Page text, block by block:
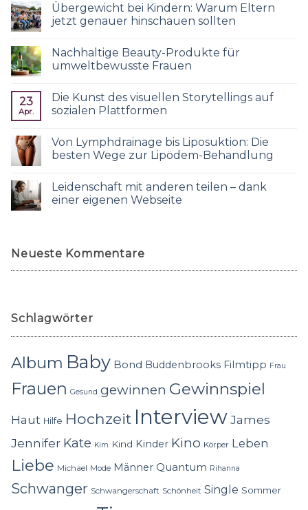
Übergewicht bei Kindern: Warum Eltern
jetzt genauer hinschauen sollten
Nachhaltige Beauty-Produkte für
umweltbewusste Frauen
23
Apr.
Die Kunst des visuellen Storytellings auf
sozialen Plattformen
Von Lymphdrainage bis Liposuktion: Die
besten Wege zur Lipödem-Behandlung
Leidenschaft mit anderen teilen – dank
einer eigenen Webseite
Neueste Kommentare
Schlagwörter
Album Baby Bond Buddenbrooks Filmtipp Frau
Frauen Gesund gewinnen Gewinnspiel
Haut Hilfe Hochzeit InterviewJames
Jennifer Kate Kim Kind Kinder Kino Körper Leben
Liebe Michael Mode Männer Quantum Rihanna
Schwanger Schwangerschaft Schönheit Single Sommer